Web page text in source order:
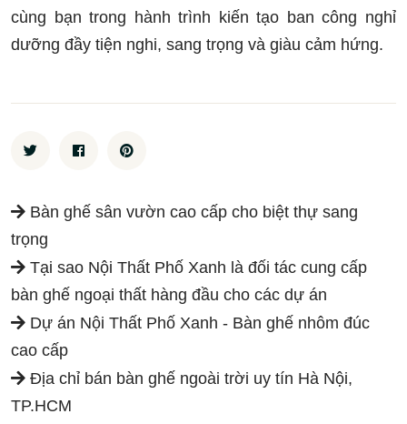
cùng bạn trong hành trình kiến tạo ban công nghỉ
dưỡng đầy tiện nghi, sang trọng và giàu cảm hứng.
Bàn ghế sân vườn cao cấp cho biệt thự sang
trọng
Tại sao Nội Thất Phố Xanh là đối tác cung cấp
bàn ghế ngoại thất hàng đầu cho các dự án
Dự án Nội Thất Phố Xanh - Bàn ghế nhôm đúc
cao cấp
Địa chỉ bán bàn ghế ngoài trời uy tín Hà Nội,
TP.HCM